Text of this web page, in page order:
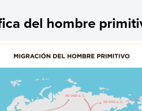
del hombre